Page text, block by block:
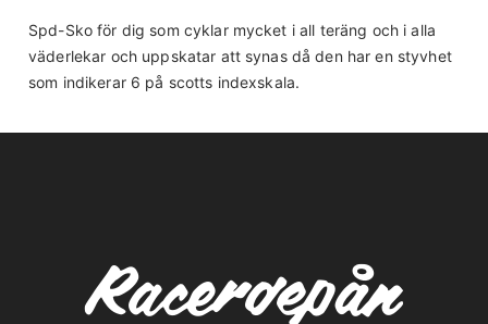
Spd-Sko för dig som cyklar mycket i all teräng och i alla
väderlekar och uppskatar att synas då den har en styvhet
som indikerar 6 på scotts indexskala.